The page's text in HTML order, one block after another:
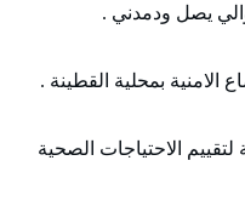
يصل ودمدني .
الاحتياجات الصحية